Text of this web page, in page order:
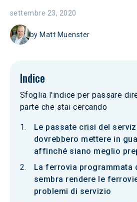
settembre 23, 2020
by Matt Muenster
Indice
Sfoglia l'indice per passare
parte che stai cercando
Le passate crisi del
dovrebbero mettere in
affinché siano meglio
La ferrovia programmata
sembra rendere le
problemi di servizio